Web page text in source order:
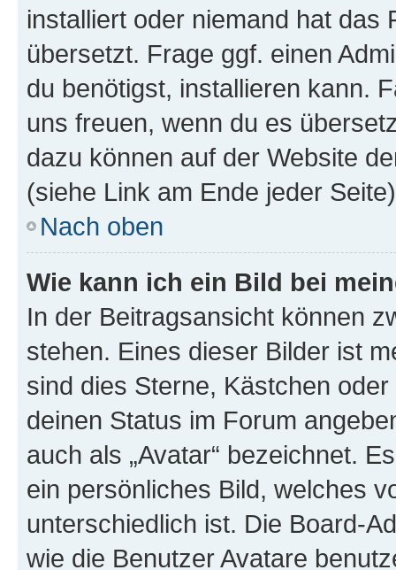
installiert oder niemand hat das
übersetzt. Frage ggf. einen
du benötigst, installieren kann.
uns freuen, wenn du es
dazu können auf der Website
(siehe Link am Ende jeder
Nach oben
Wie kann ich ein Bild bei
In der Beitragsansicht können
stehen. Eines dieser Bilder ist
sind dies Sterne, Kästchen
deinen Status im Forum
auch als „Avatar“ bezeichnet.
ein persönliches Bild, welches
unterschiedlich ist. Die Board-
wie die Benutzer Avatare